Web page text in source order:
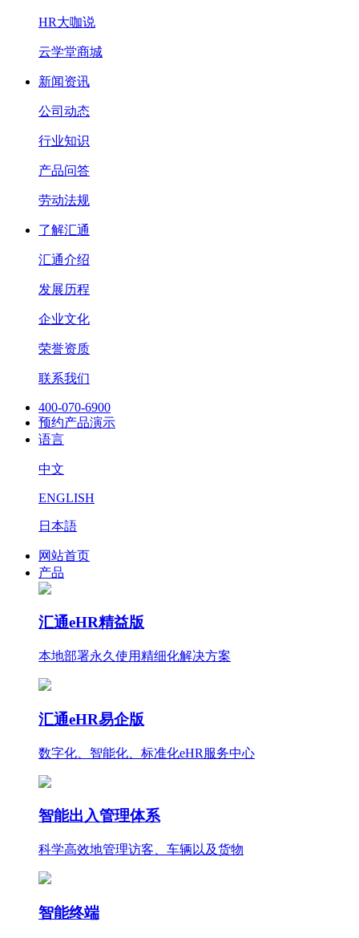
HR大咖说
云学堂商城
新闻资讯
公司动态
行业知识
产品问答
劳动法规
了解汇通
汇通介绍
发展历程
企业文化
荣誉资质
联系我们
400-070-6900
预约产品演示
语言
中文
ENGLISH
日本語
网站首页
产品
汇通eHR精益版
本地部署永久使用精细化解决方案
汇通eHR易企版
数字化、智能化、标准化eHR服务中心
智能出入管理体系
科学高效地管理访客、车辆以及货物
智能终端